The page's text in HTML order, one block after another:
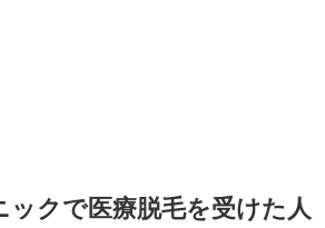
ックで医療脱毛を受けた人